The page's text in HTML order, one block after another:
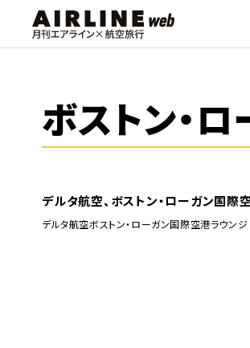
ボストン・
デルタ航空、ボストン・ローガン国際
デルタ航空ボストン・ローガン国際空港ラウンジ